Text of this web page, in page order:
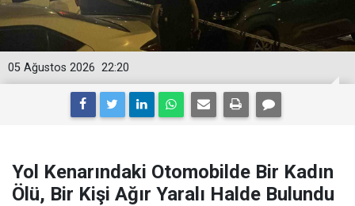
22:20
05 Ağustos 2026
Yol Kenarındaki Otomobilde Bir Kadın
Ölü, Bir Kişi Ağır Yaralı Halde Bulundu